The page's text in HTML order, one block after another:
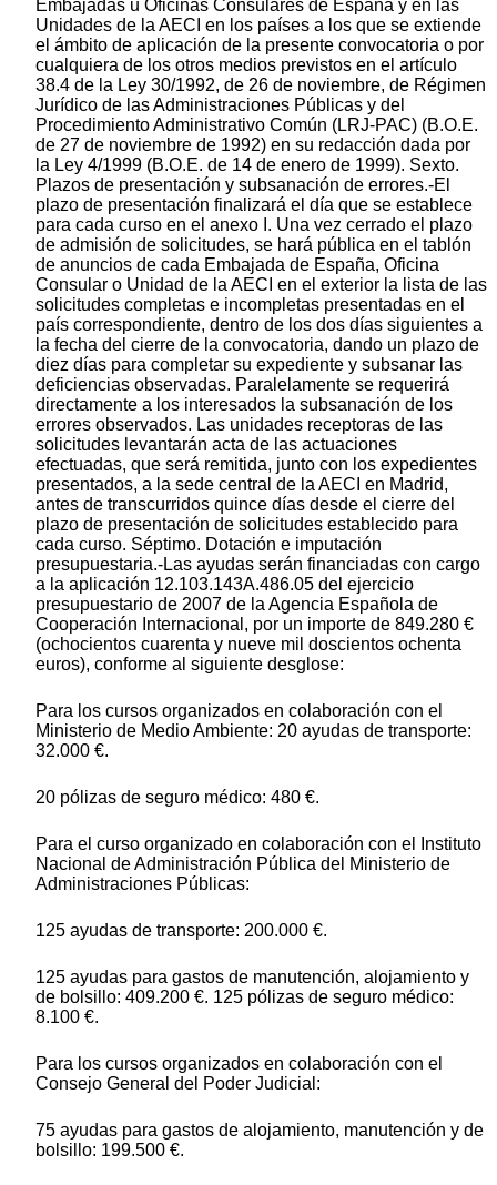
Embajadas u Oficinas Consulares de España y en las
Unidades de la AECI en los países a los que se extiende
el ámbito de aplicación de la presente convocatoria o por
cualquiera de los otros medios previstos en el artículo
38.4 de la Ley 30/1992, de 26 de noviembre, de Régimen
Jurídico de las Administraciones Públicas y del
Procedimiento Administrativo Común (LRJ-PAC) (B.O.E.
de 27 de noviembre de 1992) en su redacción dada por
la Ley 4/1999 (B.O.E. de 14 de enero de 1999). Sexto.
Plazos de presentación y subsanación de errores.-El
plazo de presentación finalizará el día que se establece
para cada curso en el anexo I. Una vez cerrado el plazo
de admisión de solicitudes, se hará pública en el tablón
de anuncios de cada Embajada de España, Oficina
Consular o Unidad de la AECI en el exterior la lista de las
solicitudes completas e incompletas presentadas en el
país correspondiente, dentro de los dos días siguientes a
la fecha del cierre de la convocatoria, dando un plazo de
diez días para completar su expediente y subsanar las
deficiencias observadas. Paralelamente se requerirá
directamente a los interesados la subsanación de los
errores observados. Las unidades receptoras de las
solicitudes levantarán acta de las actuaciones
efectuadas, que será remitida, junto con los expedientes
presentados, a la sede central de la AECI en Madrid,
antes de transcurridos quince días desde el cierre del
plazo de presentación de solicitudes establecido para
cada curso. Séptimo. Dotación e imputación
presupuestaria.-Las ayudas serán financiadas con cargo
a la aplicación 12.103.143A.486.05 del ejercicio
presupuestario de 2007 de la Agencia Española de
Cooperación Internacional, por un importe de 849.280 €
(ochocientos cuarenta y nueve mil doscientos ochenta
euros), conforme al siguiente desglose:
Para los cursos organizados en colaboración con el
Ministerio de Medio Ambiente: 20 ayudas de transporte:
32.000 €.
20 pólizas de seguro médico: 480 €.
Para el curso organizado en colaboración con el Instituto
Nacional de Administración Pública del Ministerio de
Administraciones Públicas:
125 ayudas de transporte: 200.000 €.
125 ayudas para gastos de manutención, alojamiento y
de bolsillo: 409.200 €. 125 pólizas de seguro médico:
8.100 €.
Para los cursos organizados en colaboración con el
Consejo General del Poder Judicial:
75 ayudas para gastos de alojamiento, manutención y de
bolsillo: 199.500 €.